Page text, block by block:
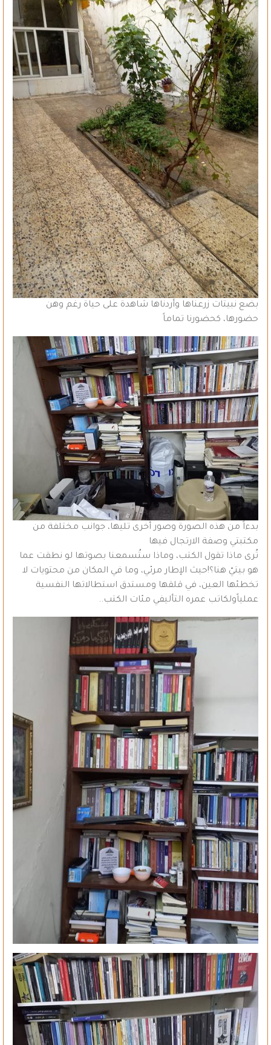
بضع نبيتات زرعناها وأردناها شاهدة على حياة رغم وهن
حضورها، كحضورنا تماماً
بدءاً من هذه الصورة وصور أخرى تليها، جوانب مختلفة من
مكتبتي وصفة الارتجال فيها
تُرى ماذا تقول الكتب، وماذا ستُسمعنا بصوتها لو نطقت عما
هو بيتيّ هنا؟!حيث الإطار مرئي، وما في المكان من محتويات لا
تخطئها العين، في قلقها ومستدق استطالاتها النفسية
عملياًولكاتب عمره التأليفي مئات الكتب..